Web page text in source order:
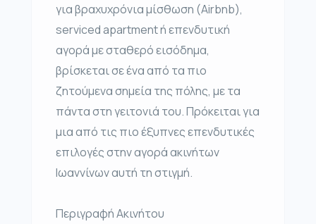
για βραχυχρόνια μίσθωση (Airbnb),
serviced apartment ή επενδυτική
αγορά με σταθερό εισόδημα,
βρίσκεται σε ένα από τα πιο
ζητούμενα σημεία της πόλης, με τα
πάντα στη γειτονιά του. Πρόκειται για
μια από τις πιο έξυπνες επενδυτικές
επιλογές στην αγορά ακινήτων
Ιωαννίνων αυτή τη στιγμή.
Περιγραφή Ακινήτου